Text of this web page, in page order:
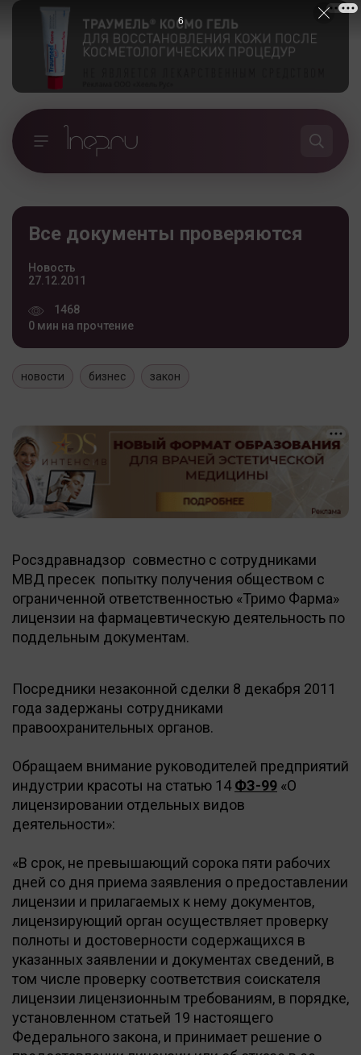
Все документы проверяются
Новость
27.12.2011
1468
0 мин на прочтение
новости бизнес закон
Росздравнадзор совместно с сотрудниками
МВД пресек попытку получения обществом с
ограниченной ответственностью «Тримо Фарма»
лицензии на фармацевтическую деятельность по
поддельным документам.
Посредники незаконной сделки 8 декабря 2011
года задержаны сотрудниками
правоохранительных органов.
Обращаем внимание руководителей предприятий
индустрии красоты на статью 14ФЗ-99 «О
лицензировании отдельных видов
деятельности»:
«В срок, не превышающий сорока пяти рабочих
дней со дня приема заявления о предоставлении
лицензии и прилагаемых к нему документов,
лицензирующий орган осуществляет проверку
полноты и достоверности содержащихся в
указанных заявлении и документах сведений, в
том числе проверку соответствия соискателя
лицензии лицензионным требованиям, в порядке,
установленном статьей 19 настоящего
Федерального закона, и принимает решение о
6